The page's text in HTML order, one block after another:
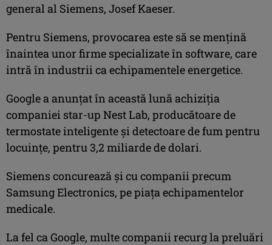
general al Siemens, Josef Kaeser.
Pentru Siemens, provocarea este să se menţină
înaintea unor firme specializate în software, care
intră în industrii ca echipamentele energetice.
Google a anunţat în această lună achiziţia
companiei star-up Nest Lab, producătoare de
termostate inteligente şi detectoare de fum pentru
locuinţe, pentru 3,2 miliarde de dolari.
Siemens concurează şi cu companii precum
Samsung Electronics, pe piaţa echipamentelor
medicale.
La fel ca Google, multe companii recurg la preluări